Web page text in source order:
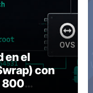
en el
con
800